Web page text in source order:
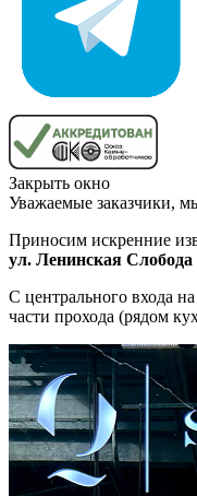
Закрыть окно
Уважаемые заказчики,
Приносим искренние
ул. Ленинская Слобода
С центрального входа
части прохода (рядом